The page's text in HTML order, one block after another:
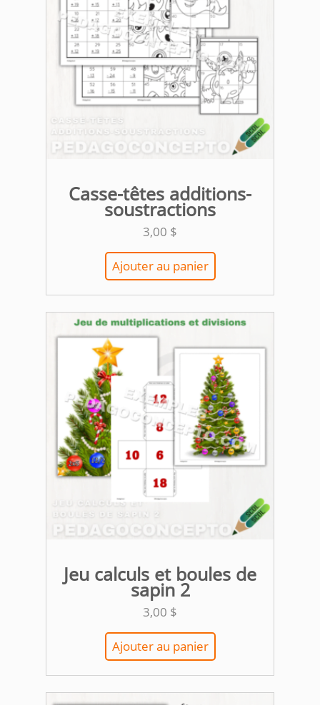
Casse-têtes additions-
soustractions
3,00 $
Ajouter au panier
Jeu calculs et boules de
sapin 2
3,00 $
Ajouter au panier